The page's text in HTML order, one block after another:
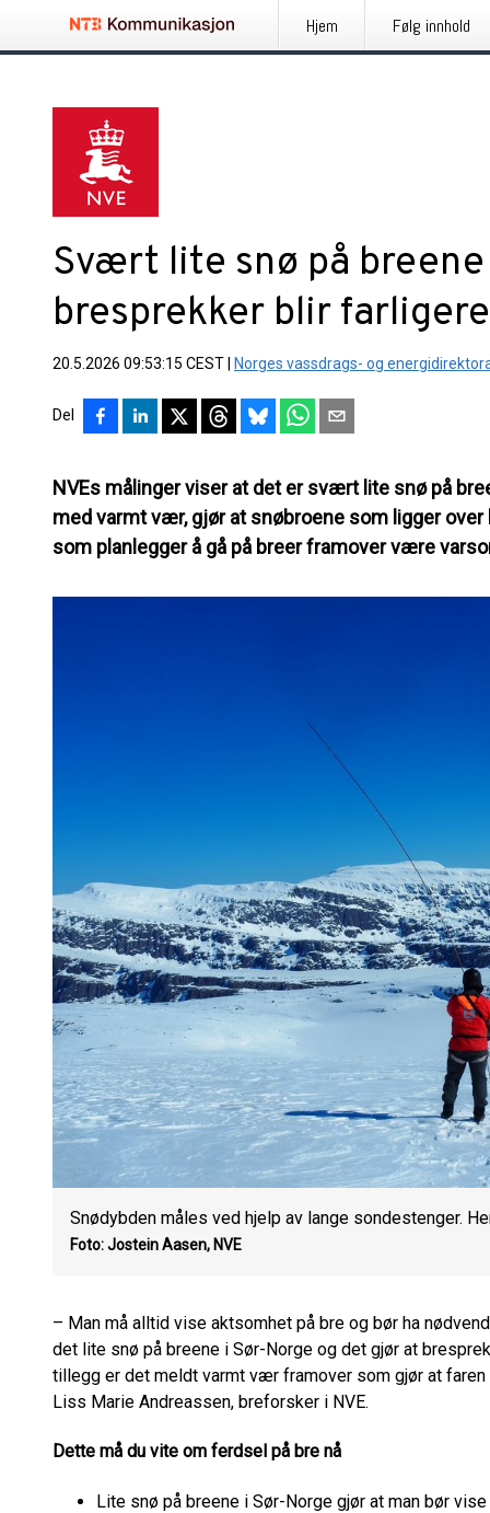
Hjem Følg innhold
Svært lite snø på
bresprekker blir farligere
20.5.2026 09:53:15 CEST Norges vassdrags- og
Del
NVEs målinger viser at det er svært lite snø på
med varmt vær, gjør at snøbroene som ligger
som planlegger å gå på breer framover være
Snødybden måles ved hjelp av lange sondestenger.
Foto: Jostein Aasen, NVE
– Man må alltid vise aktsomhet på bre og bør ha
det lite snø på breene i Sør-Norge og det gjør at
tillegg er det meldt varmt vær framover som gjør at
Liss Marie Andreassen, breforsker i NVE.
Dette må du vite om ferdsel på bre nå
Lite snø på breene i Sør-Norge gjør at man bør